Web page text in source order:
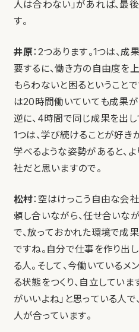
人は合わない」があれば、最
す。
井原：2つあります。1つは、成
要するに、働き方の自由度を
もらわないと困るということで
は20時間働いていても成果
逆に、4時間で同じ成果を出し
1つは、学び続けることが好き
学べるような姿勢があると、
社だと思いますので。
松村：空はけっこう自由な会
頼し合いながら、任せ合いな
で、放っておかれた環境で成
ですね。自分で仕事を作り出
る人。そして、今働いている
る状態をつくり、自立してい
がいいよね」と思っている人
人が合っています。